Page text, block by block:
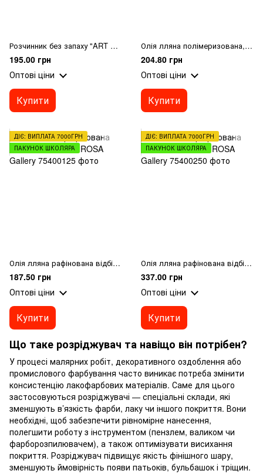
Розчинник без запаху "ART Kompozit", 0,5 л
195.00 грн
Оптові ціни
Купити
Олія лляна полімеризована, 125мл, ROSA Gallery
204.80 грн
Оптові ціни
Купити
ДІЄ: ВИПЛАТА 7000ГРН
ПАКУНОК ШКОЛЯРА
Олія лляна рафінована відбілена, 125мл, ROSA Gallery
187.50 грн
Оптові ціни
Купити
ДІЄ: ВИПЛАТА 7000ГРН
ПАКУНОК ШКОЛЯРА
Олія лляна рафінована відбілена, 250мл, ROSA Gallery
337.00 грн
Оптові ціни
Купити
Що таке розріджувач та навіщо він потрібен?
У процесі малярних робіт, декоративного оздоблення або
промислового фарбування часто виникає потреба змінити
консистенцію лакофарбових матеріалів. Саме для цього
застосовуються розріджувачі — спеціальні склади, які
зменшують в’язкість фарби, лаку чи іншого покриття. Вони
необхідні, щоб забезпечити рівномірне нанесення,
полегшити роботу з інструментом (пензлем, валиком чи
фарборозпилювачем), а також оптимізувати висихання
покриття. Розріджувач підвищує якість фінішного шару,
зменшують ймовірність появи патьоків, бульбашок і тріщин.